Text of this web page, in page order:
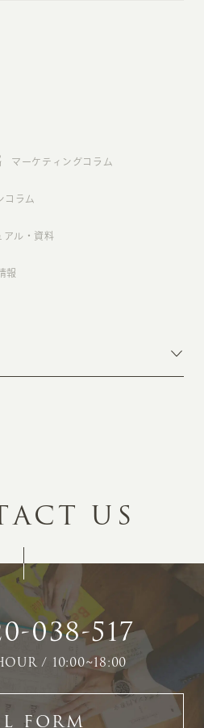
マーケティングコラム
コラム
アル・資料
報
ACT US
038-517
/ 10:00~18:00
FORM